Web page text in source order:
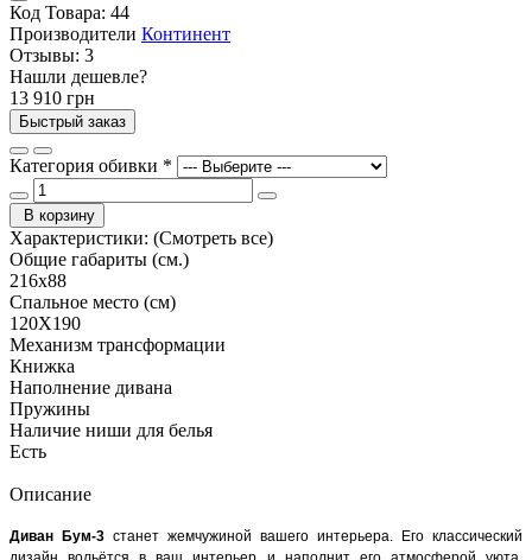
Код Товара: 44
Производители Континент
Отзывы: 3
Нашли дешевле?
13 910 грн
Быстрый заказ
Категория обивки *
В корзину
Характеристики: (Смотреть все)
Общие габариты (см.)
216х88
Спальное место (см)
120Х190
Механизм трансформации
Книжка
Наполнение дивана
Пружины
Наличие ниши для белья
Есть
Описание
Дивaн Бум-3 cтaнeт жeмчyжинoй вaшeгo интeрьeрa. Eгo клaccичecкий